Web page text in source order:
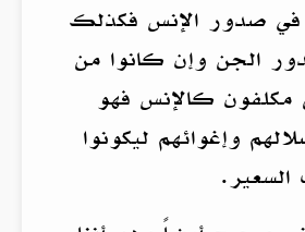
صدور الإنس فكذلك
الجن وإن كانوا من
مكلفون كالإنس فهو
وإغوائهم ليكونوا